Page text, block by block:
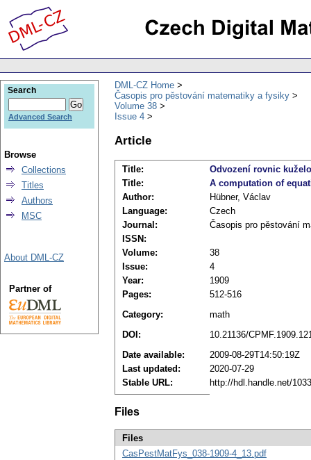
DML-CZ Home
Časopis pro pěstování matematiky a fysiky
Volume 38
Issue 4
Article
Title:
Odvození rovnic
Title:
A computation of
Author:
Hübner, Václav
Language:
Czech
Journal:
Časopis pro pěstování
ISSN:
Volume:
38
Issue:
4
Year:
1909
Pages:
512-516
Category:
math
DOI:
10.21136/
Date available:
2009-08-29T14:50:19Z
Last updated:
2020-07-29
Stable URL:
http://hdl.handle.net/
Files
Files
CasPestMatFys_038-1909-4_13.pdf
Search
Advanced Search
Browse
Collections
Titles
Authors
MSC
About DML-CZ
Partner of